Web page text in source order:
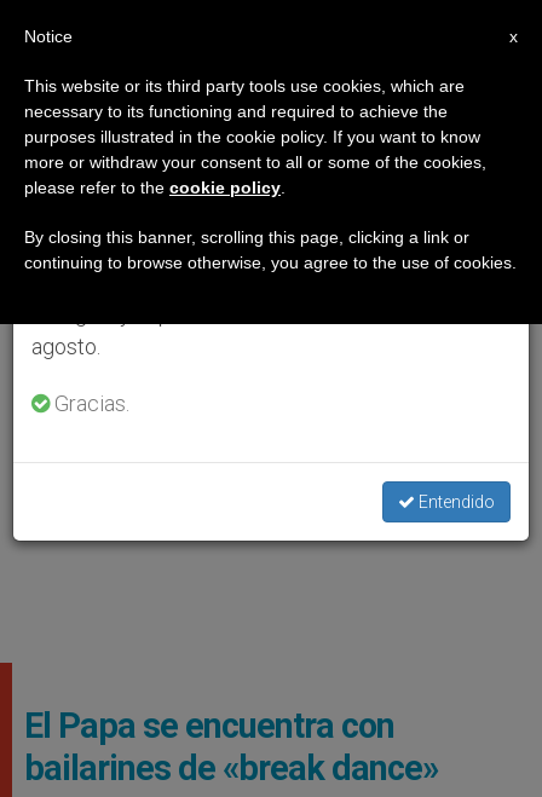
El Papa se encuentra con
bailarines de «break dance»
×
Aviso importante
Del 27 de julio al 7 de agosto haremos la pausa
anual, aprovechando que en el periodo de verano
se generan menos informaciones y también el
agosto.
Gracias.
Entendido
x
Notice
This website or its third party tools use cookies, which are
necessary to its functioning and required to achieve the
purposes illustrated in the cookie policy. If you want to know
more or withdraw your consent to all or some of the cookies,
please refer to the cookie policy
By closing this banner, scrolling this page, clicking a link or
continuing to browse otherwise, you agree to the use of cookies.